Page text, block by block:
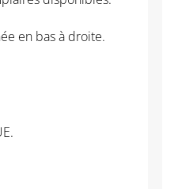
en bas à droite.